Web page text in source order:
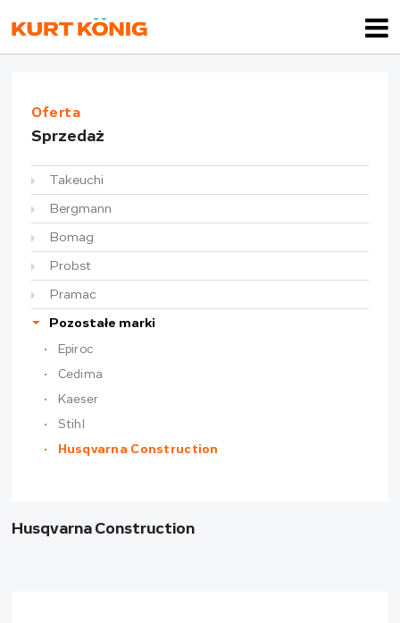
Oferta
Sprzedaż
Takeuchi
Bergmann
Bomag
Probst
Pramac
Pozostałe marki
Epiroc
Cedima
Kaeser
Stihl
Husqvarna Construction
Husqvarna Construction